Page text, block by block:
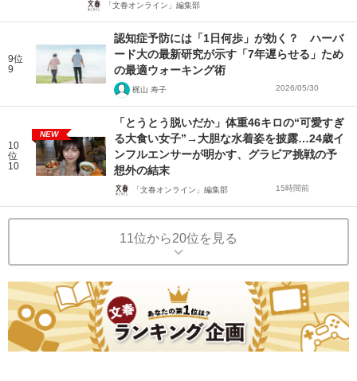
「文春オンライン」編集部
9位
9
認知症予防には「1日何歩」が効く？ ハーバ
ード大の最新研究が示す「7年遅らせる」ため
の最適ウォーキング術
梶山 寿子 2026/05/30
10
位
10
NEW
「とうとう脱いだか」体重46キロの“可愛すぎ
る大食い女子”→大胆な水着姿を披露…24歳イ
ンフルエンサーが明かす、グラビア挑戦の予
想外の結末
「文春オンライン」編集部 15時間前
11位から20位を見る